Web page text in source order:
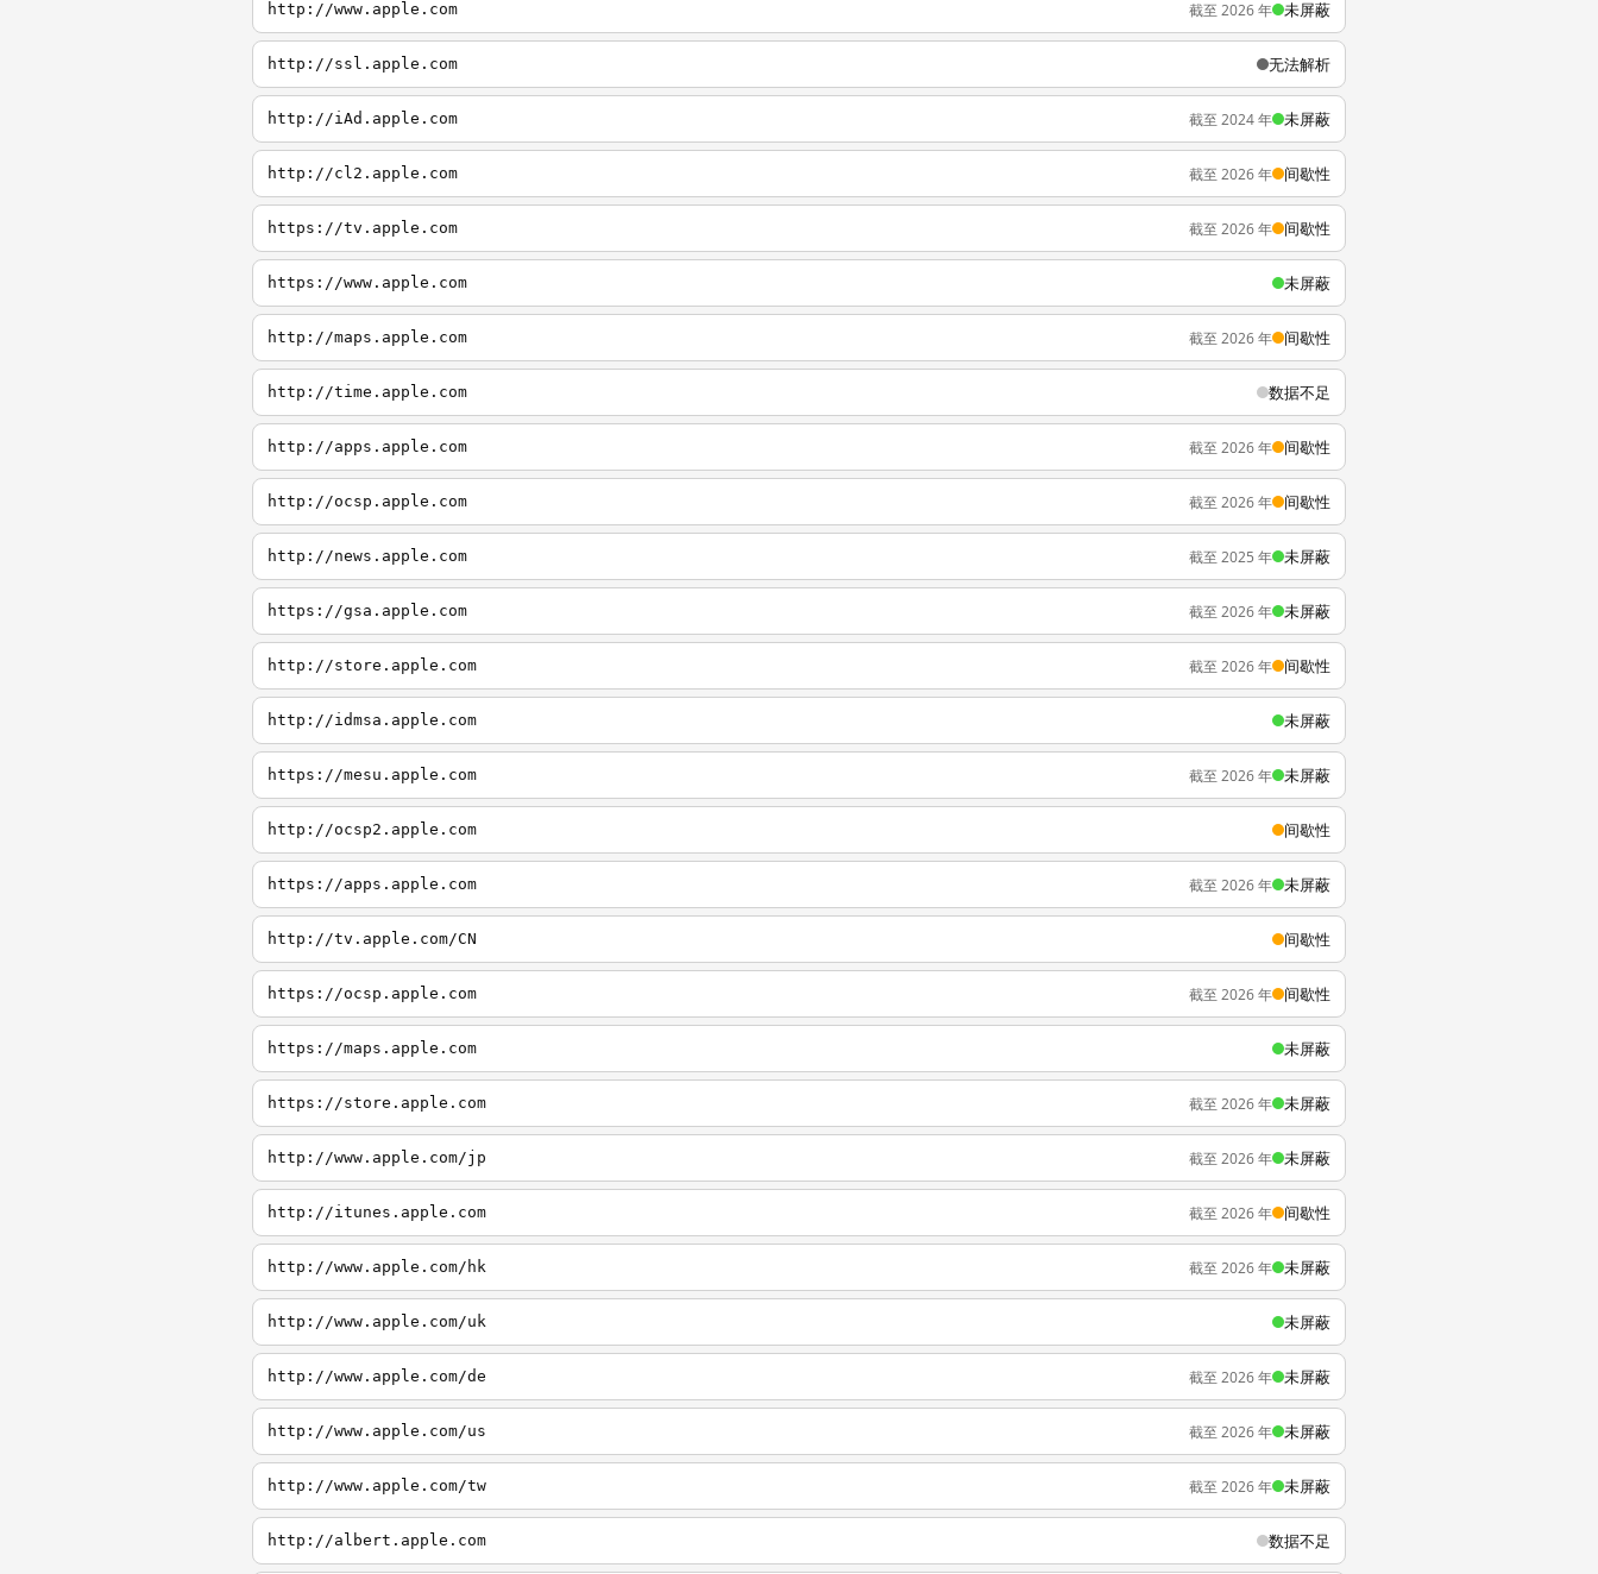
http://www.apple.com 截至 2026 年 未屏蔽
http://ssl.apple.com 无法解析
http://iAd.apple.com 截至 2024 年 未屏蔽
http://cl2.apple.com 截至 2026 年 间歇性
https://tv.apple.com 截至 2026 年 间歇性
https://www.apple.com 未屏蔽
http://maps.apple.com 截至 2026 年 间歇性
http://time.apple.com 数据不足
http://apps.apple.com 截至 2026 年 间歇性
http://ocsp.apple.com 截至 2026 年 间歇性
http://news.apple.com 截至 2025 年 未屏蔽
https://gsa.apple.com 截至 2026 年 未屏蔽
http://store.apple.com 截至 2026 年 间歇性
http://idmsa.apple.com 未屏蔽
https://mesu.apple.com 截至 2026 年 未屏蔽
http://ocsp2.apple.com 间歇性
https://apps.apple.com 截至 2026 年 未屏蔽
http://tv.apple.com/CN 间歇性
https://ocsp.apple.com 截至 2026 年 间歇性
https://maps.apple.com 未屏蔽
https://store.apple.com 截至 2026 年 未屏蔽
http://www.apple.com/jp 截至 2026 年 未屏蔽
http://itunes.apple.com 截至 2026 年 间歇性
http://www.apple.com/hk 截至 2026 年 未屏蔽
http://www.apple.com/uk 未屏蔽
http://www.apple.com/de 截至 2026 年 未屏蔽
http://www.apple.com/us 截至 2026 年 未屏蔽
http://www.apple.com/tw 截至 2026 年 未屏蔽
http://albert.apple.com 数据不足